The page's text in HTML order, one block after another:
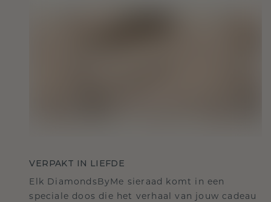
VERPAKT IN LIEFDE
Elk DiamondsByMe sieraad komt in een
speciale doos die het verhaal van jouw cadeau